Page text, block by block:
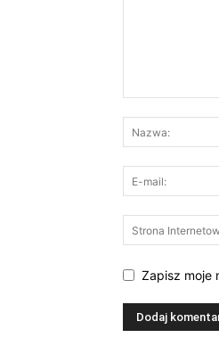
Zapisz moje